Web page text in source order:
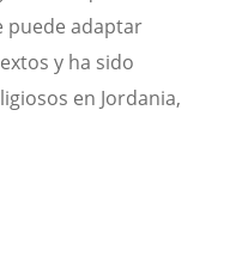
puede adaptar
y ha sido
en Jordania,